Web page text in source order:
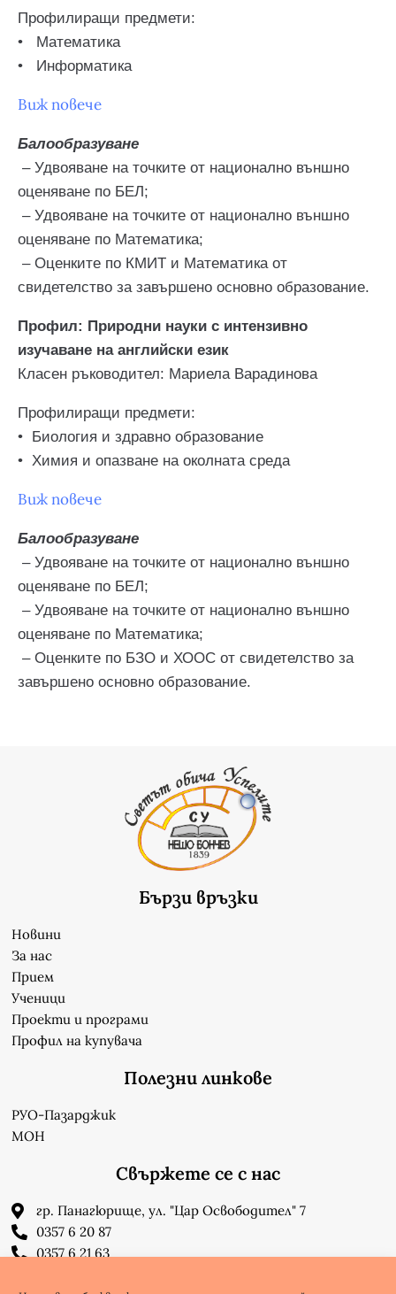
Профилиращи предмети:
•
Математика
•
Информатика
Виж повече
Балообразуване
– Удвояване на точките от национално външно
оценяване по БЕЛ;
– Удвояване на точките от национално външно
оценяване по Математика;
– Оценките по КМИТ и Математика от
свидетелство за завършено основно образование.
Профил: Природни науки с интензивно
изучаване на английски език
Класен ръководител: Мариела Варадинова
Профилиращи предмети:
• Биология и здравно образование
• Химия и опазване на околната среда
Виж повече
Балообразуване
– Удвояване на точките от национално външно
оценяване по БЕЛ;
– Удвояване на точките от национално външно
оценяване по Математика;
– Оценките по БЗО и ХООС от свидетелство за
завършено основно образование.
Бързи връзки
Новини
За нас
Прием
Ученици
Проекти и програми
Профил на купувача
Полезни линкове
РУО-Пазарджик
МОН
Свържете се с нас
гр. Панагюрище, ул. "Цар Освободител" 7
0357 6 20 87
0357 6 21 63